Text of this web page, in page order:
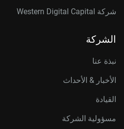
شركة Western Digital Capital
الشركة
نبذة عنا
الأخبار & الأحداث
القيادة
مسؤولية الشركة